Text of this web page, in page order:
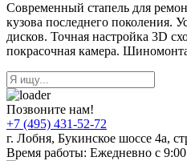
Современный стапель для
кузова последнего поколения.
дисков. Точная настройка 3D
покрасочная камера.
Позвоните нам!
+7 (495) 431-52-72
г. Лобня, Букинское шоссе 4а,
Время работы: Ежедневно с